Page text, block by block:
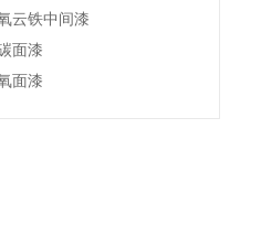
厂区一角
云铁中间漆
面漆
面漆